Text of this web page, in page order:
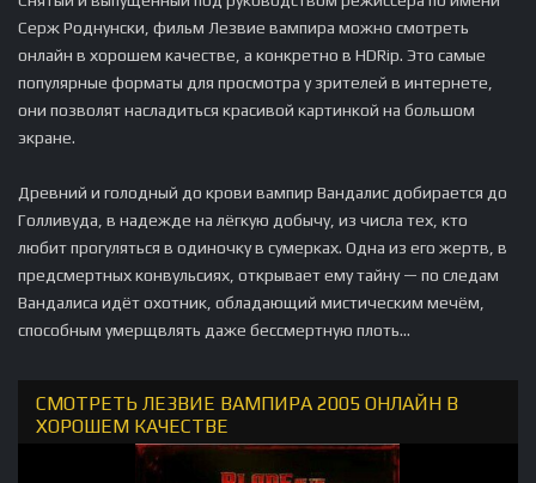
Серж Роднунски, фильм Лезвие вампира можно смотреть
онлайн в хорошем качестве, а конкретно в HDRip. Это самые
популярные форматы для просмотра у зрителей в интернете,
они позволят насладиться красивой картинкой на большом
экране.
Древний и голодный до крови вампир Вандалис добирается до
Голливуда, в надежде на лёгкую добычу, из числа тех, кто
любит прогуляться в одиночку в сумерках. Одна из его жертв, в
предсмертных конвульсиях, открывает ему тайну — по следам
Вандалиса идёт охотник, обладающий мистическим мечём,
способным умерщвлять даже бессмертную плоть...
СМОТРЕТЬ ЛЕЗВИЕ ВАМПИРА 2005 ОНЛАЙН В
ХОРОШЕМ КАЧЕСТВЕ